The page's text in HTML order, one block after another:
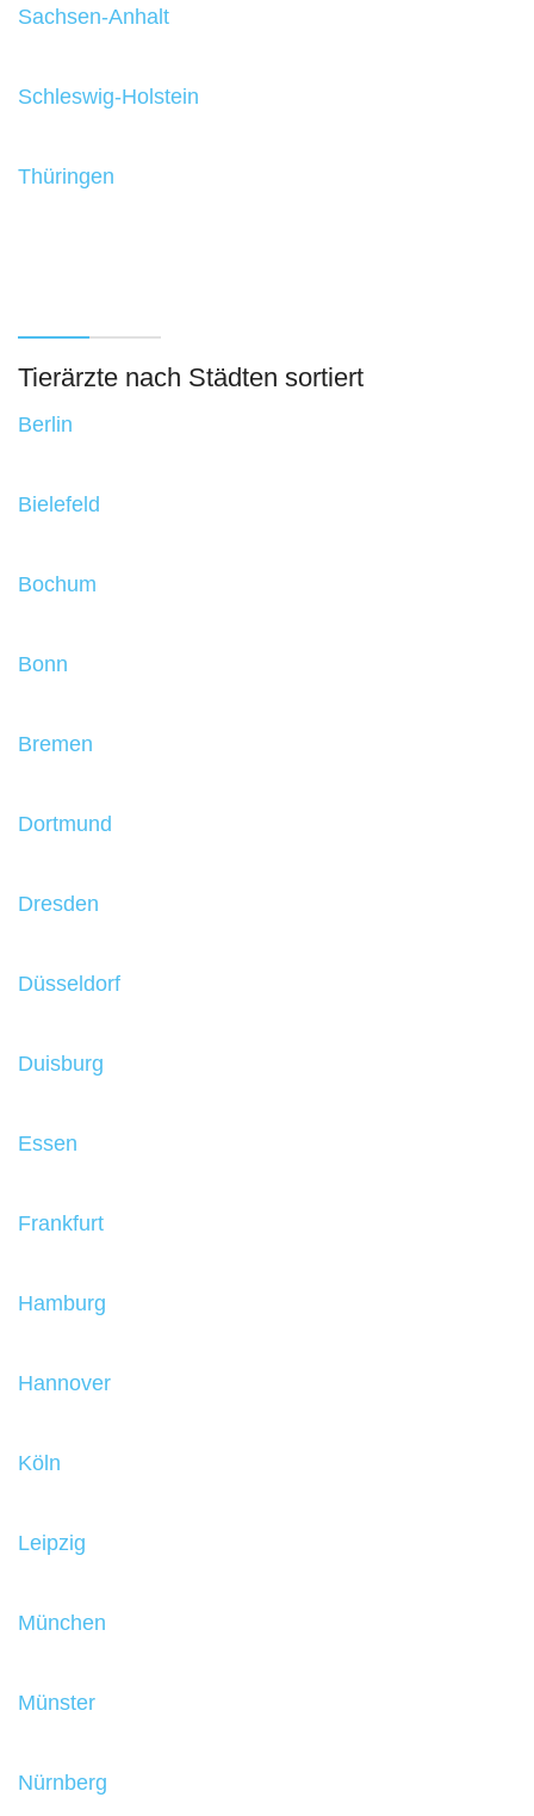
Sachsen-Anhalt
Schleswig-Holstein
Thüringen
Tierärzte nach Städten sortiert
Berlin
Bielefeld
Bochum
Bonn
Bremen
Dortmund
Dresden
Düsseldorf
Duisburg
Essen
Frankfurt
Hamburg
Hannover
Köln
Leipzig
München
Münster
Nürnberg